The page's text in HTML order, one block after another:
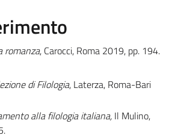
romanza, Carocci, Roma 2019, pp. 194.
di Filologia, Laterza, Roma-Bari
alla filologia italiana, Il Mulino,